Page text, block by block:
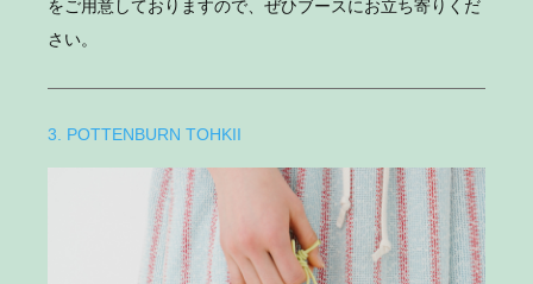
をご用意しておりますので、ぜひブースにお立ち寄りくだ
さい。
3. POTTENBURN TOHKII